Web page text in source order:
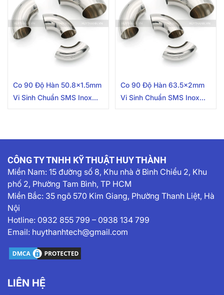
Co 90 Độ Hàn 50.8×1.5mm
Vi Sinh Chuẩn SMS Inox
Co 90 Độ Hàn 63.5x2mm
Vi Sinh Chuẩn SMS Inox
CÔNG TY TNHH KỸ THUẬT HUY THÀNH
Miền Nam: 15 đường số 8, Khu nhà ở Bình Chiểu 2, Khu
phố 2, Phường Tam Bình, TP HCM
Miền Bắc: 35 ngõ 570 Kim Giang, Phường Thanh Liệt, Hà
Nội
Hotline: 0932 855 799 – 0938 134 799
Email: huythanhtech@gmail.com
LIÊN HỆ